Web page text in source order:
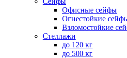
Офисные сейфы
Огнестойкие
Взломостойкие
Стеллажи
до 120 кг
до 500 кг